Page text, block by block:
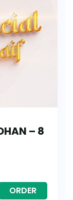
– 8
ORDER